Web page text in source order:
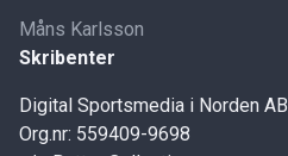
Måns Karlsson
Skribenter
Digital Sportsmedia i Norden AB
Org.nr: 559409-9698